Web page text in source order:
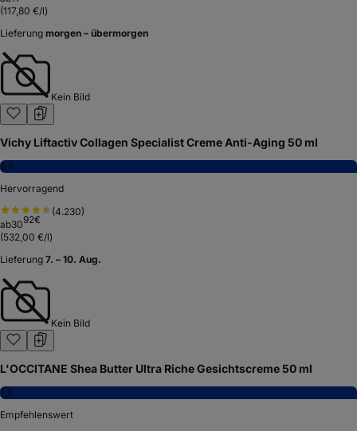
(117,80 €/l)
Lieferung morgen – übermorgen
Kein Bild
Vichy Liftactiv Collagen Specialist Creme Anti-Aging 50 ml
8,5
Hervorragend
(4.230)
ab3092€
(532,00 €/l)
Lieferung 7. – 10. Aug.
Kein Bild
L'OCCITANE Shea Butter Ultra Riche Gesichtscreme 50 ml
7,6
Empfehlenswert